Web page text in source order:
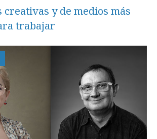
creativas y de medios más
trabajar